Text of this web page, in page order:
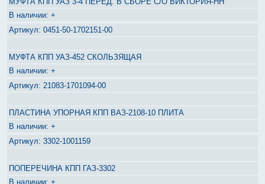
+
0451-50-1702151-00
МУФТА КПП УАЗ-452 СКОЛЬЗЯЩАЯ
+
21083-1701094-00
ПЛАСТИНА УПОРНАЯ КПП ВАЗ-2108-10 ПЛИТА
+
3302-1001159
ПОПЕРЕЧИНА КПП ГАЗ-3302
+